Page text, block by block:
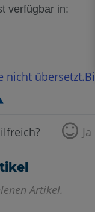
nicht
Ja
Artikel.